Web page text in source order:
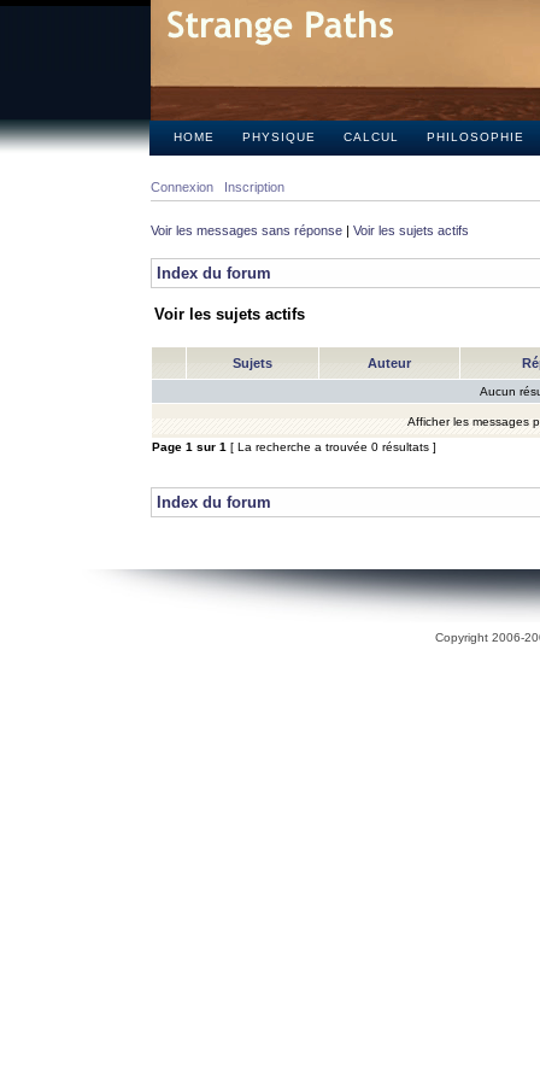
HOME PHYSIQUE CALCUL PHILOSOPHIE
Connexion Inscription
Voir les messages sans réponse | Voir les sujets actifs
Index du forum
Voir les sujets actifs
Sujets Auteur
Aucun
Afficher les messages
Page 1 sur 1 [ La recherche a trouvée 0 résultats ]
Index du forum
Copyright 2006-